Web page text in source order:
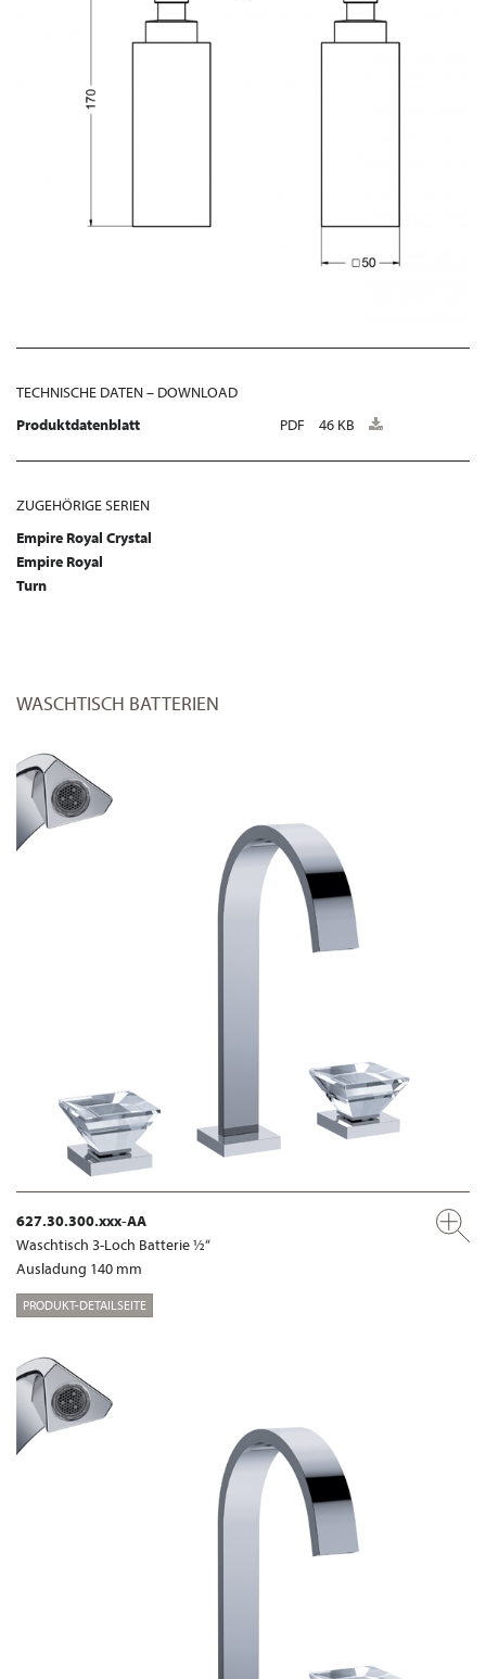
TECHNISCHE DATEN – DOWNLOAD
Produktdatenblatt
PDF 46 KB
ZUGEHÖRIGE SERIEN
Empire Royal Crystal
Empire Royal
Turn
WASCHTISCH BATTERIEN
627.30.300.xxx-AA
Waschtisch 3-Loch Batterie ½“
Ausladung 140 mm
PRODUKT-DETAILSEITE